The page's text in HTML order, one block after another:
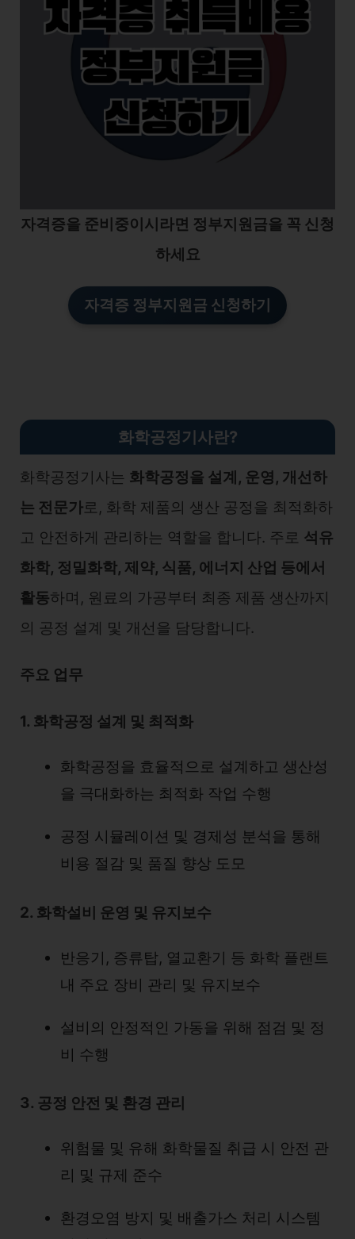
자격증을 준비중이시라면 정부지원금을 꼭 신청
하세요
자격증 정부지원금 신청하기
화학공정기사란?
화학공정기사는 화학공정을 설계, 운영, 개선하
는 전문가로, 화학 제품의 생산 공정을 최적화하
고 안전하게 관리하는 역할을 합니다. 주로 석유
화학, 정밀화학, 제약, 식품, 에너지 산업 등에서
활동하며, 원료의 가공부터 최종 제품 생산까지
의 공정 설계 및 개선을 담당합니다.
주요 업무
1. 화학공정 설계 및 최적화
화학공정을 효율적으로 설계하고 생산성
을 극대화하는 최적화 작업 수행
공정 시뮬레이션 및 경제성 분석을 통해
비용 절감 및 품질 향상 도모
2. 화학설비 운영 및 유지보수
반응기, 증류탑, 열교환기 등 화학 플랜트
내 주요 장비 관리 및 유지보수
설비의 안정적인 가동을 위해 점검 및 정
비 수행
3. 공정 안전 및 환경 관리
위험물 및 유해 화학물질 취급 시 안전 관
리 및 규제 준수
환경오염 방지 및 배출가스 처리 시스템